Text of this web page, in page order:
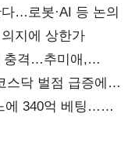
…로봇·AI 등 논의
지에 상한가
충격…추미애,
스닥 벌점 급증에
에 340억 베팅…